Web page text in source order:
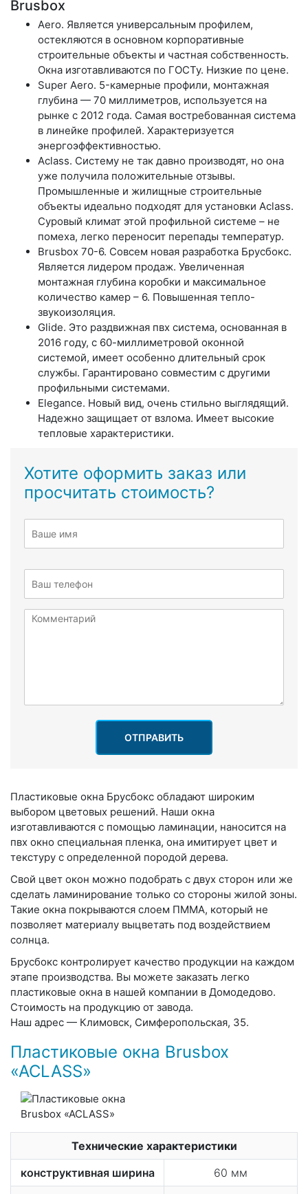
Brusbox
Aero. Является универсальным профилем,
остекляются в основном корпоративные
строительные объекты и частная собственность.
Окна изготавливаются по ГОСТу. Низкие по цене.
Super Aero. 5-камерные профили, монтажная
глубина — 70 миллиметров, используется на
рынке с 2012 года. Самая востребованная система
в линейке профилей. Характеризуется
энергоэффективностью.
Aclass. Систему не так давно производят, но она
уже получила положительные отзывы.
Промышленные и жилищные строительные
объекты идеально подходят для установки Aclass.
Суровый климат этой профильной системе – не
помеха, легко переносит перепады температур.
Brusbox 70-6. Совсем новая разработка Брусбокс.
Является лидером продаж. Увеличенная
монтажная глубина коробки и максимальное
количество камер – 6. Повышенная тепло-
звукоизоляция.
Glide. Это раздвижная пвх система, основанная в
2016 году, с 60-миллиметровой оконной
системой, имеет особенно длительный срок
службы. Гарантировано совместим с другими
профильными системами.
Elegance. Новый вид, очень стильно выглядящий.
Надежно защищает от взлома. Имеет высокие
тепловые характеристики.
Хотите оформить заказ или
просчитать стоимость?
ОТПРАВИТЬ
Пластиковые окна Брусбокс обладают широким
выбором цветовых решений. Наши окна
изготавливаются с помощью ламинации, наносится на
пвх окно специальная пленка, она имитирует цвет и
текстуру с определенной породой дерева.
Свой цвет окон можно подобрать с двух сторон или же
сделать ламинирование только со стороны жилой зоны.
Такие окна покрываются слоем ПММА, который не
позволяет материалу выцветать под воздействием
солнца.
Брусбокс контролирует качество продукции на каждом
этапе производства. Вы можете заказать легко
пластиковые окна в нашей компании в Домодедово.
Стоимость на продукцию от завода.
Наш адрес — Климовск, Симферопольская, 35.
Пластиковые окна Brusbox
«ACLASS»
Технические характеристики
конструктивная ширина
60 мм